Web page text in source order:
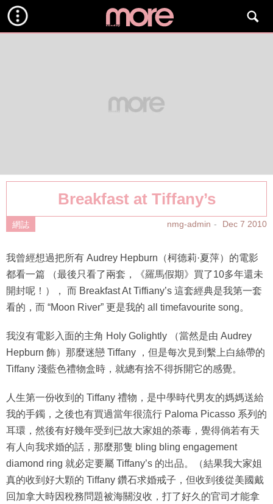
Breakfast at Tiffany’s
網誌 nmg-admin Dec 7 2010
我曾經想過把所有 Audrey Hepburn（柯德莉·夏萍）的電影
都看一篇 （最後只看了兩套，《羅馬假期》買了10多年還未
開封呢！）， 而 Breakfast At Tiffiany’s 這套經典是我第一套
看的，而 “Moon River” 更是我的 all timefavourite song。
我沒有電影入面的主角 Holy Golightly （當然是由 Audrey
Hepburn 飾）那麼迷戀 Tiffany ，但是每次見到繫上白絲帶的
Tiffany 淺藍色禮物盒時，就總有捨不得拆開它的感覺。
人生第一份收到的 Tiffany 禮物，是中學時代男友的媽媽送給
我的手鐲，之後也有買過當年很流行 Paloma Picasso 系列的
耳環，然後有好幾年受到已故大家姐的荼毒，覺得倘若有天
有人向我求婚的話，那麼那隻 bling bling engagement
diamond ring 就必定要屬 Tiffany’s 的出品。（結果我大家姐
真的收到好大顆的 Tiffany 鑽石求婚戒子，但收到後從美國戴
回加拿大時因稅務問題被海關沒收，打了好久的官司才能拿